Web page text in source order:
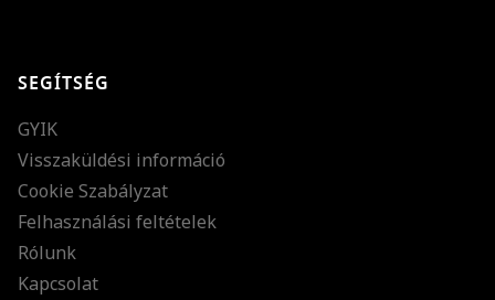
különleges ajánlatainkat és stílustippjeinket!
SEGÍTSÉG
GYIK
Visszaküldési információ
Cookie Szabályzat
Felhasználási feltételek
Rólunk
Kapcsolat